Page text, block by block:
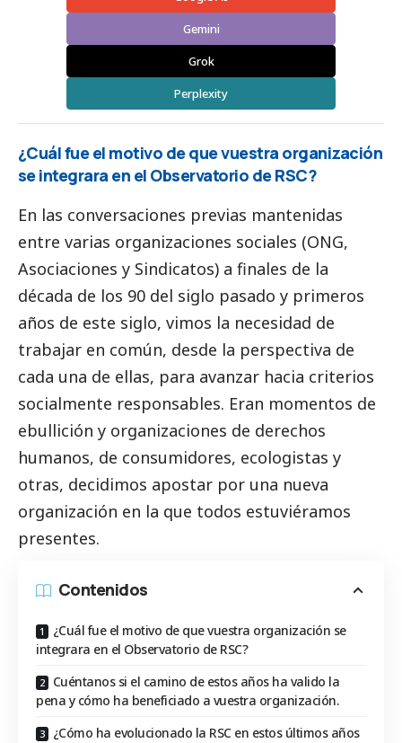
Gemini
Grok
Perplexity
¿Cuál fue el motivo de que vuestra organización
se integrara en el Observatorio de RSC?
En las conversaciones previas mantenidas
entre varias organizaciones sociales (ONG,
Asociaciones y Sindicatos) a finales de la
década de los 90 del siglo pasado y primeros
años de este siglo, vimos la necesidad de
trabajar en común, desde la perspectiva de
cada una de ellas, para avanzar hacia criterios
socialmente responsables. Eran momentos de
ebullición y organizaciones de derechos
humanos, de consumidores, ecologistas y
otras, decidimos apostar por una nueva
organización en la que todos estuviéramos
presentes.
Contenidos
¿Cuál fue el motivo de que vuestra organización se
integrara en el Observatorio de RSC?
Cuéntanos si el camino de estos años ha valido la
pena y cómo ha beneficiado a vuestra organización.
¿Cómo ha evolucionado la RSC en estos últimos años